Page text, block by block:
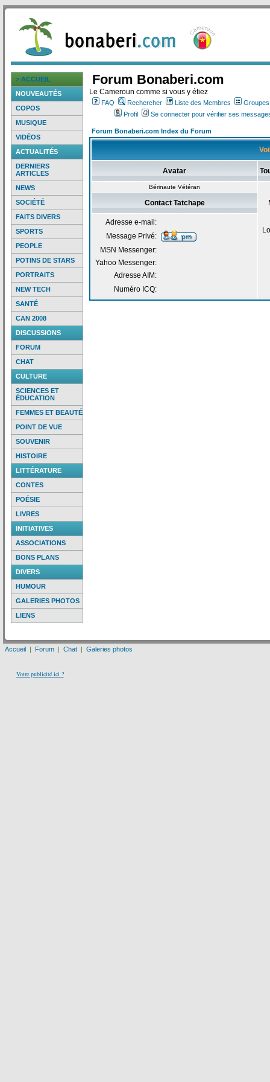
> ACCUEIL
NOUVEAUTÉS
COPOS
MUSIQUE
VIDÉOS
ACTUALITÉS
DERNIERS
ARTICLES
NEWS
SOCIÉTÉ
FAITS DIVERS
SPORTS
PEOPLE
POTINS DE STARS
PORTRAITS
NEW TECH
SANTÉ
CAN 2008
DISCUSSIONS
FORUM
CHAT
CULTURE
SCIENCES ET
ÉDUCATION
FEMMES ET BEAUTÉ
POINT DE VUE
SOUVENIR
HISTOIRE
LITTÉRATURE
CONTES
POÉSIE
LIVRES
INITIATIVES
ASSOCIATIONS
BONS PLANS
DIVERS
HUMOUR
GALERIES PHOTOS
LIENS
Forum Bonaberi.com
Le Cameroun comme si vous y étiez
FAQ Rechercher Liste des Membres
Profil
Se connecter pour vérifier ses
Forum Bonaberi.com Index du Forum
Avatar
Bérinaute Vétéran
Contact Tatchape
Adresse e-mail:
Message Privé:
MSN Messenger:
Yahoo Messenger:
Adresse AIM:
Numéro ICQ:
Accueil | Forum | Chat | Galeries photos
Votre publicité ici ?